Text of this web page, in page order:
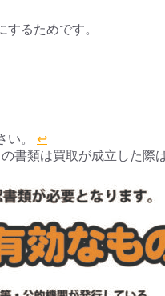
るためです。
い。 ↩︎
書類は買取が成立した際